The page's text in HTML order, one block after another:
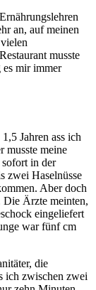
an, auf meinen
musste
es mir immer
Jahren ass ich
musste meine
in der
zwei Haselnüsse
Aber doch
Die Ärzte meinten,
eingeliefert
war fünf cm
die
ich zwischen zwei